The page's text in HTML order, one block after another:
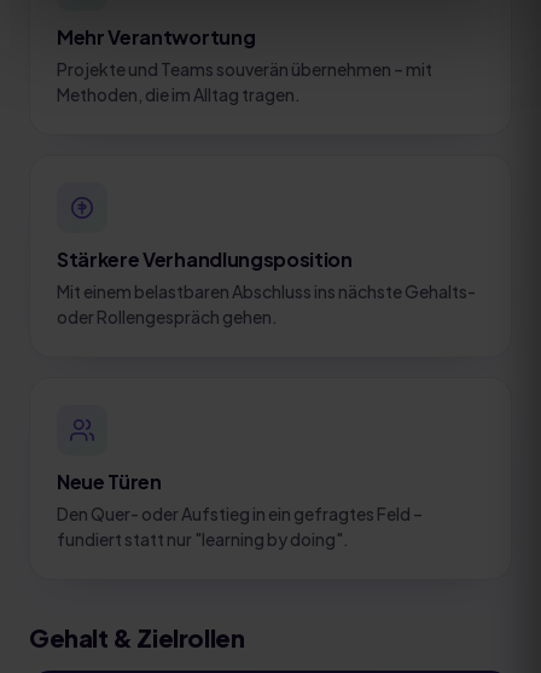
Mehr Verantwortung
Projekte und Teams souverän übernehmen – mit
Methoden, die im Alltag tragen.
Stärkere Verhandlungsposition
Mit einem belastbaren Abschluss ins nächste Gehalts-
oder Rollengespräch gehen.
Neue Türen
Den Quer- oder Aufstieg in ein gefragtes Feld –
fundiert statt nur "learning by doing".
Gehalt & Zielrollen